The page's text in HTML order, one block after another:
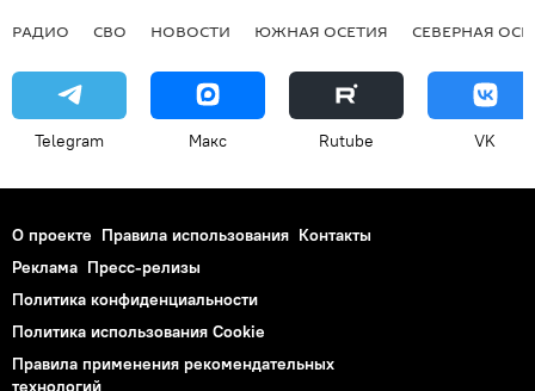
РАДИО СВО НОВОСТИ ЮЖНАЯ ОСЕТИЯ СЕВЕРНАЯ
Telegram Макс Rutube VK
О проекте Правила использования Контакты
Реклама Пресс-релизы
Политика конфиденциальности
Политика использования Cookie
Правила применения рекомендательных
технологий